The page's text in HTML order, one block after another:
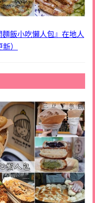
飯小吃懶人包』在地人
）